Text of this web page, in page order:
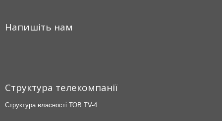
Напишіть нам
Структура телекомпанії
Структура власності ТОВ TV-4